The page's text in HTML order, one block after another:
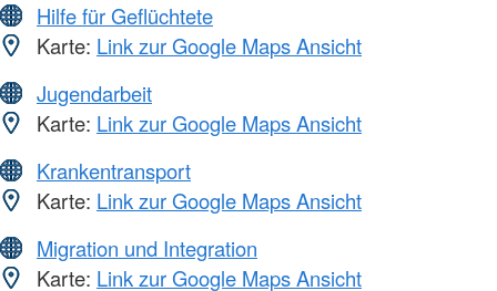
Hilfe für Geflüchtete
Karte: Link zur Google Maps Ansicht
Jugendarbeit
Karte: Link zur Google Maps Ansicht
Krankentransport
Karte: Link zur Google Maps Ansicht
Migration und Integration
Karte: Link zur Google Maps Ansicht